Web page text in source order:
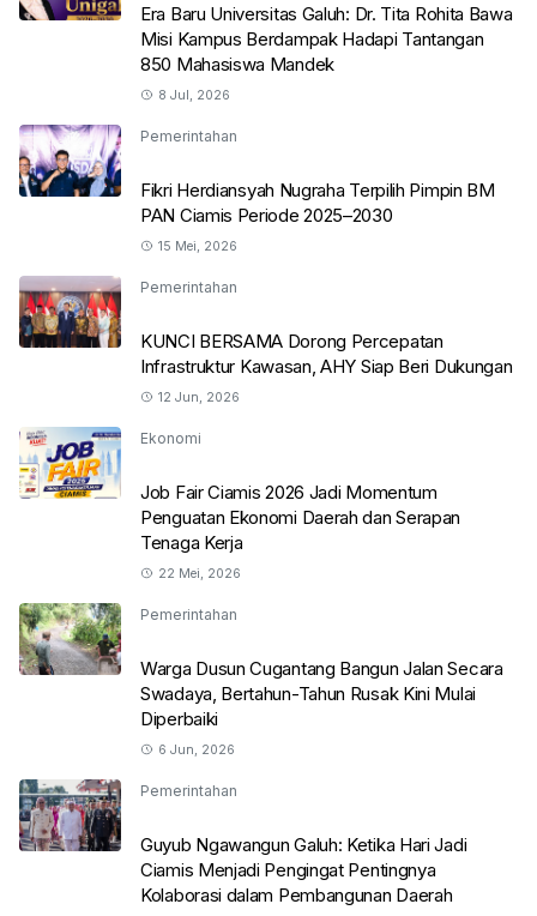
Era Baru Universitas Galuh: Dr. Tita Rohita Bawa
Misi Kampus Berdampak Hadapi Tantangan
850 Mahasiswa Mandek
8 Jul, 2026
Pemerintahan
Fikri Herdiansyah Nugraha Terpilih Pimpin BM
PAN Ciamis Periode 2025–2030
15 Mei, 2026
Pemerintahan
KUNCI BERSAMA Dorong Percepatan
Infrastruktur Kawasan, AHY Siap Beri Dukungan
12 Jun, 2026
Ekonomi
Job Fair Ciamis 2026 Jadi Momentum
Penguatan Ekonomi Daerah dan Serapan
Tenaga Kerja
22 Mei, 2026
Pemerintahan
Warga Dusun Cugantang Bangun Jalan Secara
Swadaya, Bertahun-Tahun Rusak Kini Mulai
Diperbaiki
6 Jun, 2026
Pemerintahan
Guyub Ngawangun Galuh: Ketika Hari Jadi
Ciamis Menjadi Pengingat Pentingnya
Kolaborasi dalam Pembangunan Daerah